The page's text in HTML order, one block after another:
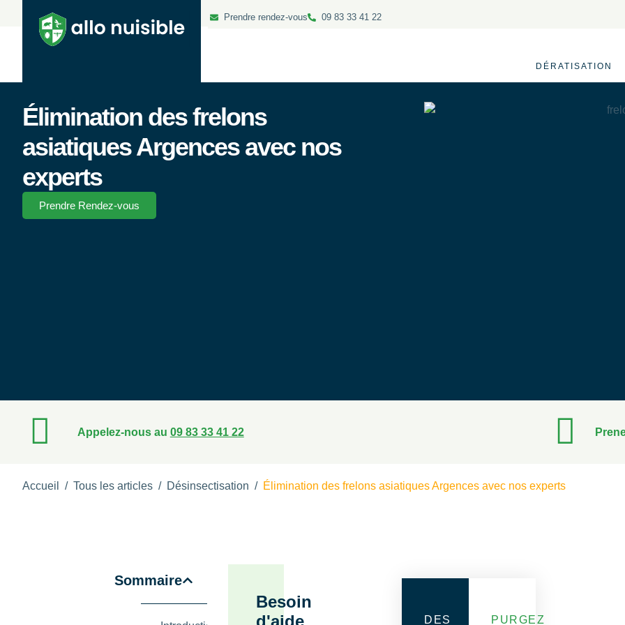
Prendre rendez-vous 09 83 33 41 22
DÉRATISATION
Élimination des frelons
asiatiques Argences avec nos
experts
Prendre Rendez-vous
Appelez-nous au 09 83 33 41 22
Accueil / Tous les articles / Désinsectisation / Élimination des frelons asiatiques Argences avec nos experts
Sommaire
Besoin
d'aide
DES
PURGEZ